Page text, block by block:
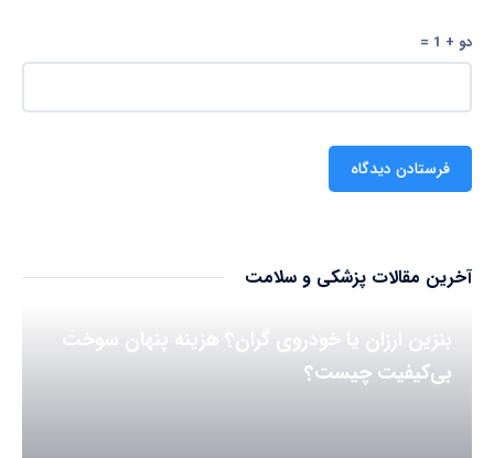
دو + 1 =
آخرین مقالات پزشکی و سلامت
بنزین ارزان یا خودروی گران؟ هزینه پنهان سوخت
بی‌کیفیت چیست؟